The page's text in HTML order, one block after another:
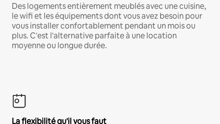
Des logements entièrement meublés avec une cuisine,
le wifi et les équipements dont vous avez besoin pour
vous installer confortablement pendant un mois ou
plus. C'est l'alternative parfaite à une location
moyenne ou longue durée.
La flexibilité qu'il vous faut